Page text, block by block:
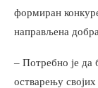
формиран
направљена
– Потребно је да
остварењу